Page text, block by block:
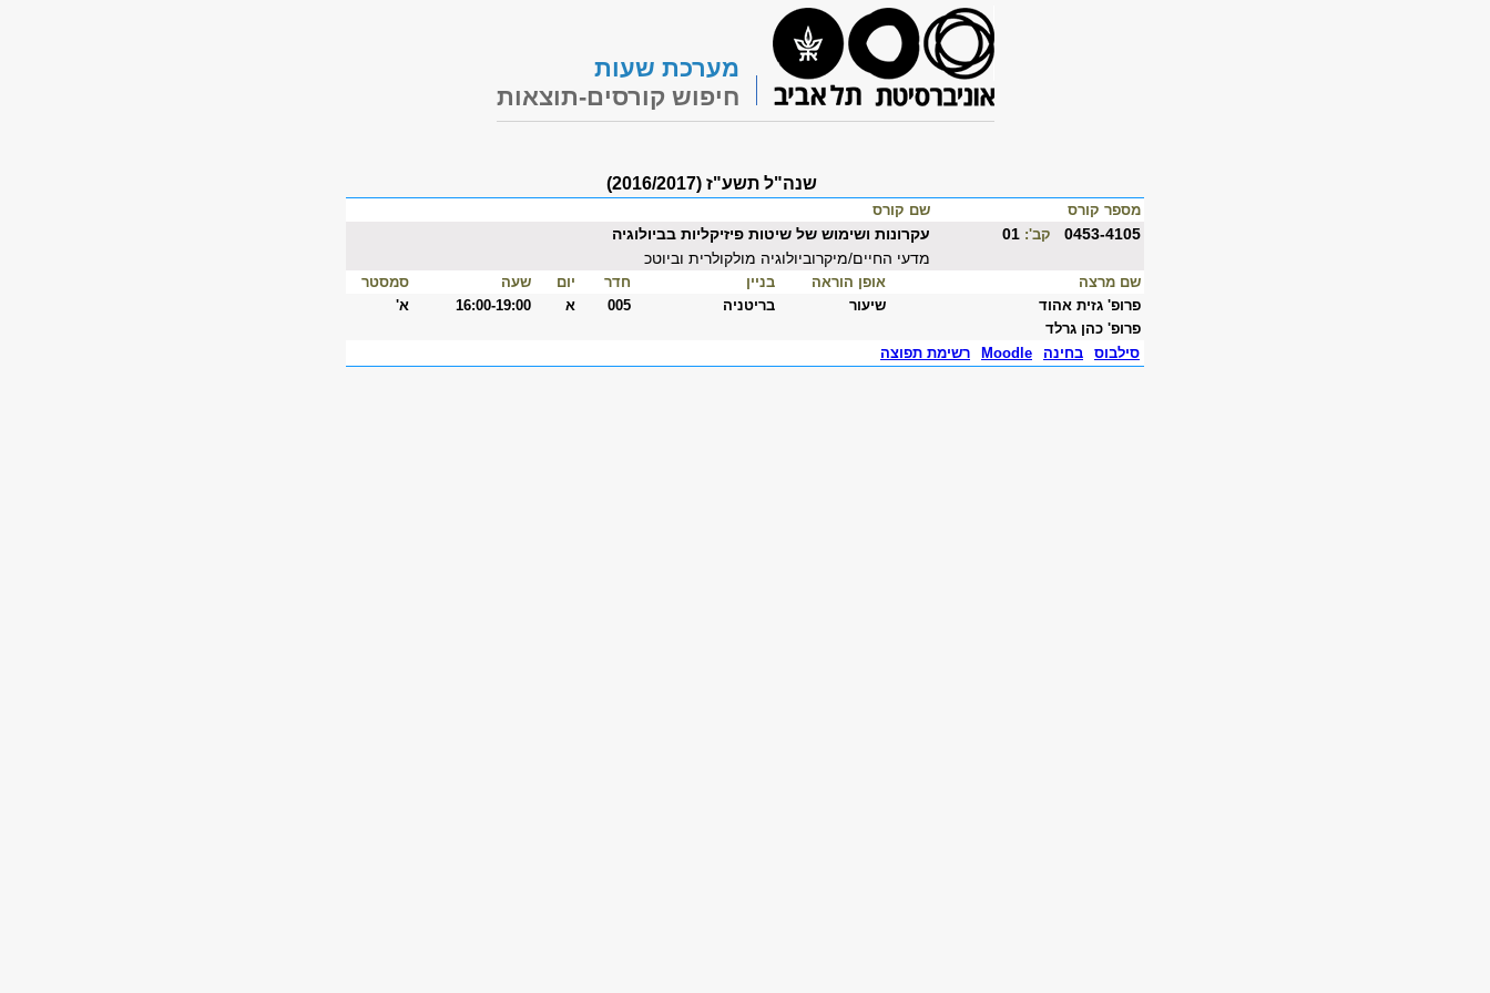
מערכת שעות
חיפוש קורסים-תוצאות
שנה"ל תשע"ז (2016/2017)
מספר קורס שם קורס
0453-4105 קב':
עקרונות ושימוש של שיטות פיזיקליות בביולוגיה
מדעי החיים/מיקרוביולוגיה מולקולרית וביוטכ
שם מרצה אופן הוראה בניין חדר יום שעה
סמסטר
פרופ' גזית אהוד
שיעור בריטניה 005 א 16:00-19:00
א'
פרופ' כהן גרלד
סילבוס
בחינה Moodle רשימת תפוצה